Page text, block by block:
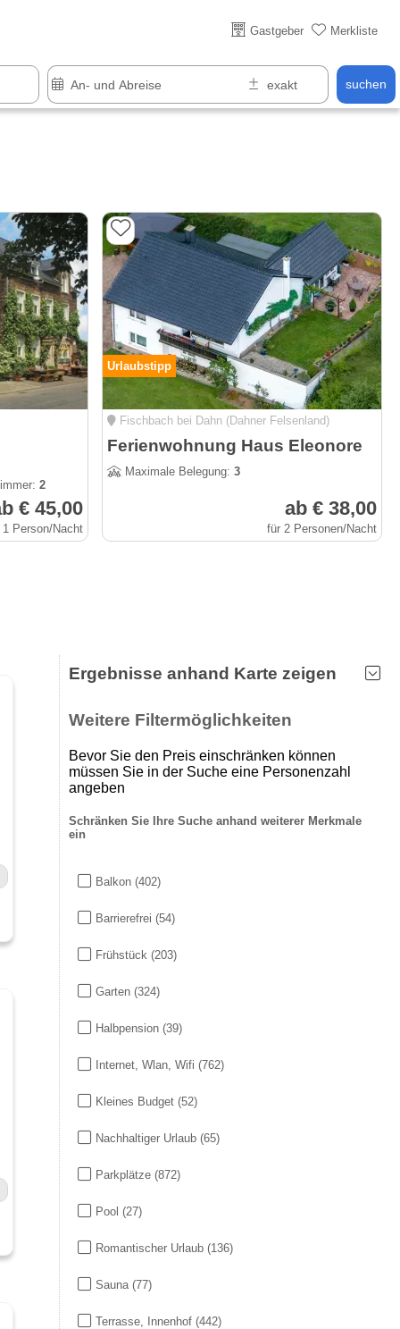
Gastgeber Merkliste
suchen
Über 25 Jahre online
2
€ 45,00
Person/Nacht
Urlaubstipp
Fischbach bei Dahn (Dahner Felsenland)
Ferienwohnung Haus Eleonore
Maximale Belegung: 3
ab € 38,00
für 2 Personen/Nacht
Ergebnisse anhand Karte zeigen
Weitere Filtermöglichkeiten
Bevor Sie den Preis einschränken können
müssen Sie in der Suche eine Personenzahl
angeben
Schränken Sie Ihre Suche anhand weiterer Merkmale
ein
Balkon (402)
Barrierefrei (54)
Frühstück (203)
Garten (324)
Halbpension (39)
Internet, Wlan, Wifi (762)
Kleines Budget (52)
Nachhaltiger Urlaub (65)
Parkplätze (872)
Pool (27)
Romantischer Urlaub (136)
Sauna (77)
Terrasse, Innenhof (442)